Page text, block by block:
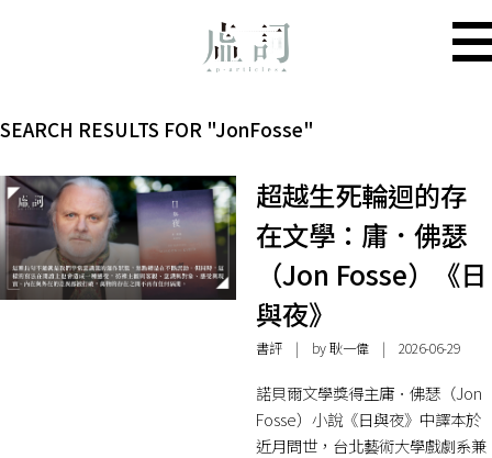
SEARCH RESULTS FOR "JonFosse"
超越生死輪迴的存
在文學：庸．佛瑟
（Jon Fosse）《日
與夜》
書評| by 耿一偉 | 2026-06-29
諾貝爾文學獎得主庸．佛瑟（Jon
Fosse）小說《日與夜》中譯本於
近月問世，台北藝術大學戲劇系兼